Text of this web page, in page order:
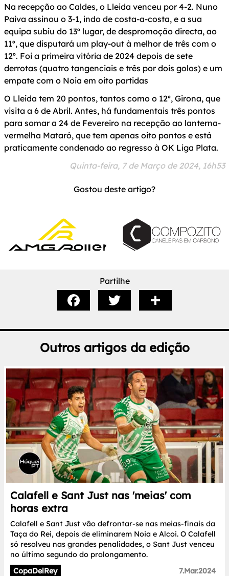
Na recepção ao Caldes, o Lleida venceu por 4-2. Nuno
Paiva assinou o 3-1, indo de costa-a-costa, e a sua
equipa subiu do 13º lugar, de despromoção directa, ao
11º, que disputará um play-out à melhor de três com o
12º. Foi a primeira vitória de 2024 depois de sete
derrotas (quatro tangenciais e três por dois golos) e um
empate com o Noia em oito partidas
O Lleida tem 20 pontos, tantos como o 12º, Girona, que
visita a 6 de Abril. Antes, há fundamentais três pontos
para somar a 24 de Fevereiro na recepção ao lanterna-
vermelha Mataró, que tem apenas oito pontos e está
praticamente condenado ao regresso à OK Liga Plata.
Quinta-feira, 7 de Março de 2024, 16h53
Gostou deste artigo?
Partilhe
Outros artigos da edição
Calafell e Sant Just nas 'meias' com
horas extra
Calafell e Sant Just vão defrontar-se nas meias-finais da
Taça do Rei, depois de eliminarem Noia e Alcoi. O Calafell
só resolveu nas grandes penalidades, o Sant Just venceu
no último segundo do prolongamento.
CopaDelRey
7.Mar.2024